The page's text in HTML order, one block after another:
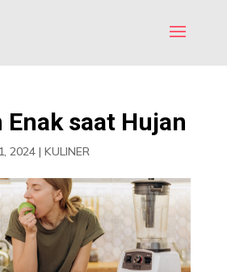
Enak saat Hujan
2024| KULINER